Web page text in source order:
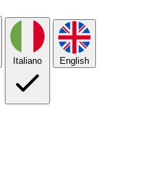
Italiano English